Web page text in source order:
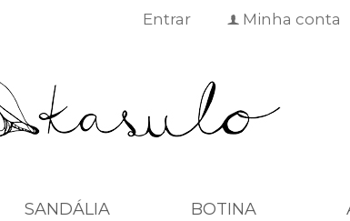
Entrar f Minha conta
SANDÁLIA BOTINA